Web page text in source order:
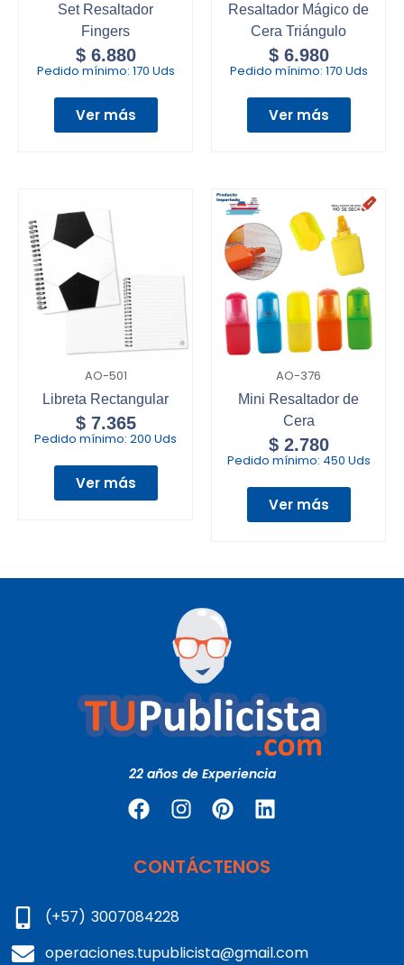
Set Resaltador
Fingers
$6.880
Pedido mínimo: 170 Uds
Ver más
Resaltador Mágico de
Cera Triángulo
$6.980
Pedido mínimo: 170 Uds
Ver más
AO-501
Libreta Rectangular
$7.365
Pedido mínimo: 200 Uds
Ver más
AO-376
Mini Resaltador de
Cera
$2.780
Pedido mínimo: 450 Uds
Ver más
22 años de Experiencia
CONTÁCTENOS
(+57) 3007084228
operaciones.tupublicista@gmail.com